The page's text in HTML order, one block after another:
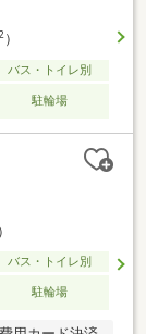
2）
バス・トイレ別
駐輪場
バス・トイレ別
駐輪場